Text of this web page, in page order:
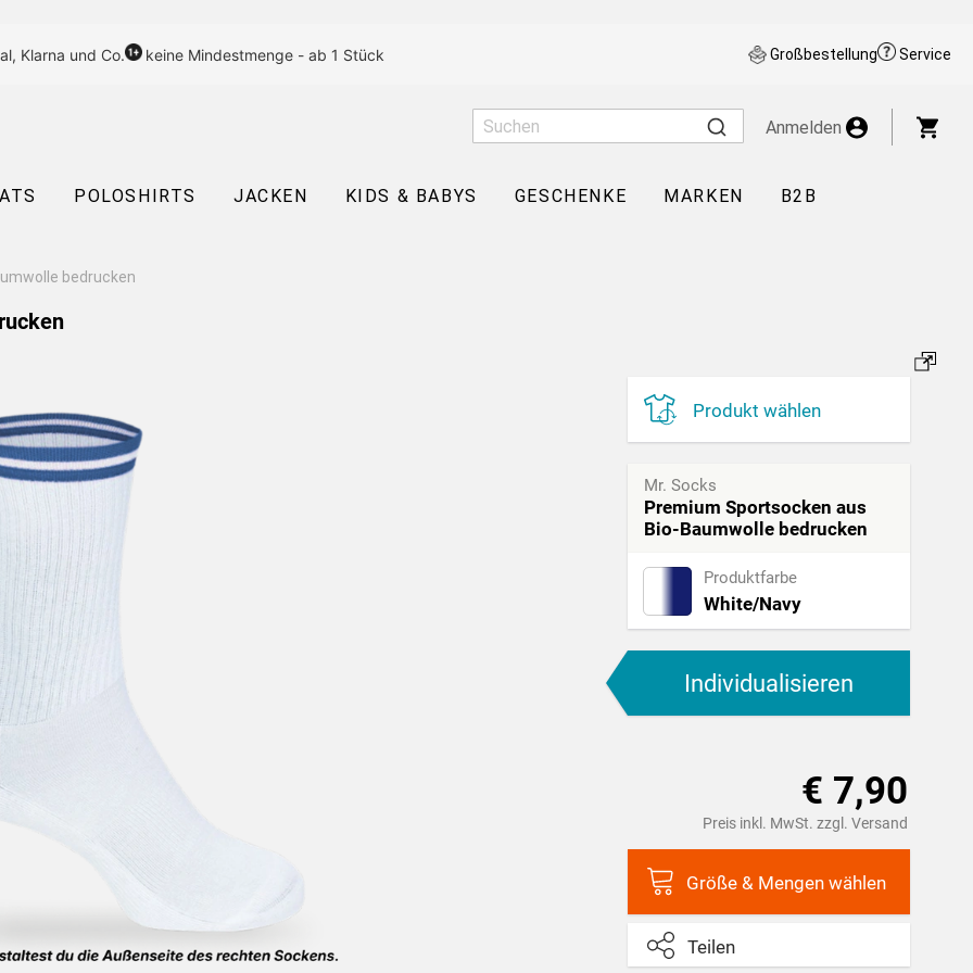
Klarna und Co. keine Mindestmenge - ab 1 Stück Großbestellung Service
Anmelden
POLOSHIRTS JACKEN KIDS & BABYS GESCHENKE MARKEN
B2B
bedrucken
Produkt wählen
Mr. Socks
Premium Sportsocken aus
Bio-Baumwolle bedrucken
Produktfarbe
White/Navy
Individualisieren
€ 7,90
Preis inkl. MwSt. zzgl. Versand
Größe & Mengen wählen
Teilen